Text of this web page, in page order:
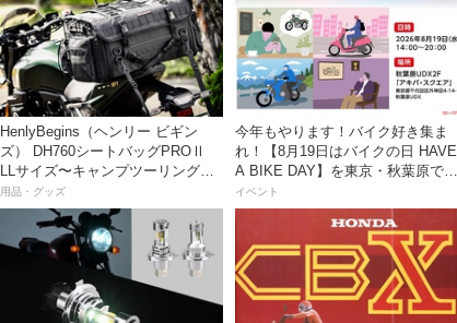
HenlyBegins（ヘンリー ビギン
ズ） DH760シートバッグPROⅡ
LLサイズ〜キャンプツーリングに
も安心の大容量ツアーバッグ〜
用品・グッズ
今年もやります！バイク好き集ま
れ！【8月19日はバイクの日 HAVE
A BIKE DAY】を東京・秋葉原で開
催！
イベント